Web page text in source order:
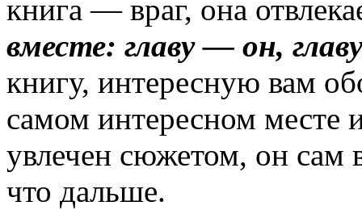
книга — враг, она
вместе: главу — он,
книгу, интересную вам
самом интересном месте
увлечен сюжетом, он сам
что дальше.